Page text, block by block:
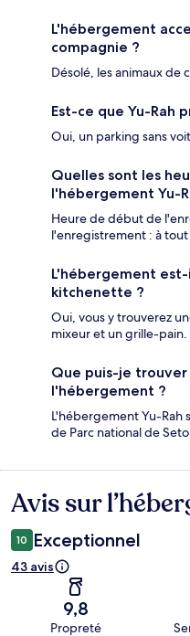
L'hébergement
compagnie ?
Désolé, les animaux de
Est-ce que Yu-Rah
Oui, un parking sans
Quelles sont les
l'hébergement Yu-
Heure de début de
l'enregistrement : à
L'hébergement
kitchenette ?
Oui, vous y trouverez
mixeur et un grille-pain.
Que puis-je
l'hébergement ?
L'hébergement Yu-Rah
de Parc national de
Avis
Avis sur
10 Exceptionnel
43 avis
9,8
Propreté